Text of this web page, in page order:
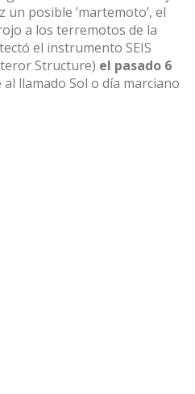
posible ’martemoto’, el
a los terremotos de la
el instrumento SEIS
Structure) el pasado 6
llamado Sol o día marciano